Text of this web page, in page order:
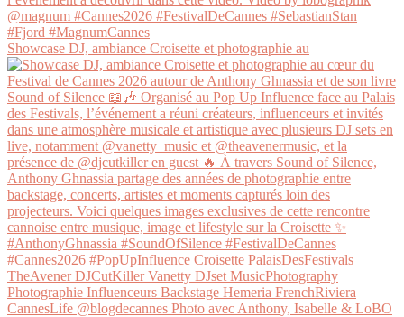
Showcase DJ, ambiance Croisette et photographie au